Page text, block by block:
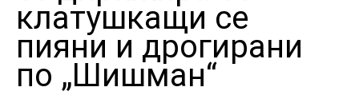
клатушкащи се
пияни и дрогирани
по „Шишман“